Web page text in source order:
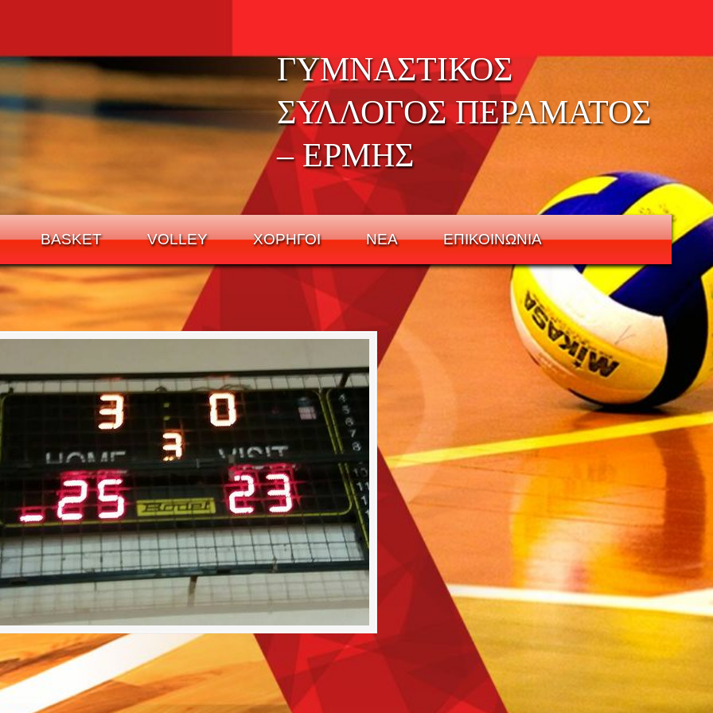
ΓΥΜΝΑΣΤΙΚΟΣ
ΣΥΛΛΟΓΟΣ ΠΕΡΑΜΑΤΟΣ
– ΕΡΜΗΣ
BASKET VOLLEY ΧΟΡΗΓΟΙ ΝΕΑ ΕΠΙΚΟΙΝΩΝΙΑ